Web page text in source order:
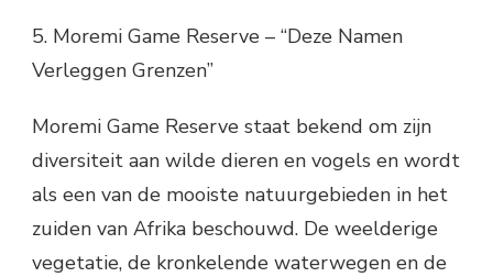
5. Moremi Game Reserve – “Deze Namen
Verleggen Grenzen”
Moremi Game Reserve staat bekend om zijn
diversiteit aan wilde dieren en vogels en wordt
als een van de mooiste natuurgebieden in het
zuiden van Afrika beschouwd. De weelderige
vegetatie, de kronkelende waterwegen en de